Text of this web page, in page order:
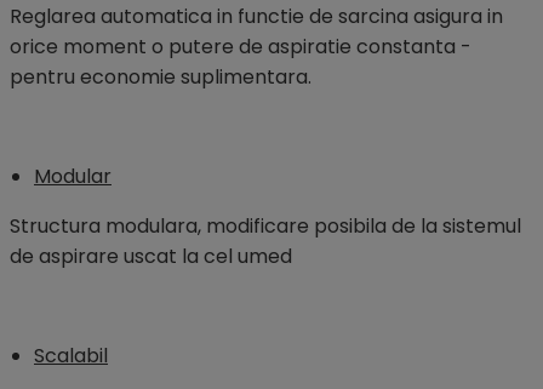
Reglarea automatica in functie de sarcina asigura in
orice moment o putere de aspiratie constanta -
pentru economie suplimentara.
Modular
Structura modulara, modificare posibila de la sistemul
de aspirare uscat la cel umed
Scalabil